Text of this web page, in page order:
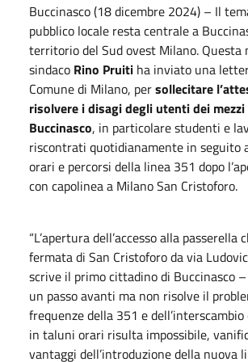
Buccinasco (18 dicembre 2024) – Il
pubblico locale resta centrale a
territorio del Sud ovest Milano. Questa
sindaco Rino Pruiti ha inviato una
Comune di Milano, persollecitare
risolvere i disagi degli utenti dei
Buccinasco, in particolare studenti e
riscontrati quotidianamente in seguito
orari e percorsi della linea 351 dopo
con capolinea a Milano San Cristoforo.
“L’apertura dell’accesso alla passerella
fermata di San Cristoforo da via
scrive il primo cittadino di Buccinasco
un passo avanti ma non risolve il
frequenze della 351 e
in taluni orari risulta impossibile,
vantaggi dell’introduzione della nuova